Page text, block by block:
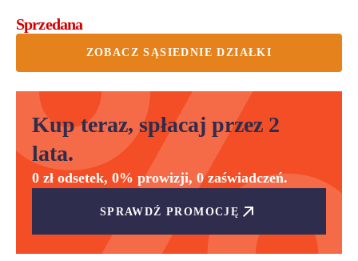
Sprzedana
ZOBACZ SĄSIEDNIE DZIAŁKI
Kup teraz, spłacaj przez 2
lata.
0 zł odsetek, 0% prowizji, 0 zaświadczeń.
SPRAWDŹ PROMOCJĘ